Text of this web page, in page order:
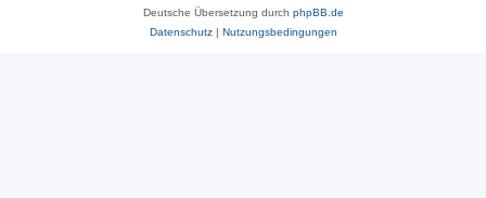
Deutsche Übersetzung durch phpBB.de
Datenschutz| Nutzungsbedingungen